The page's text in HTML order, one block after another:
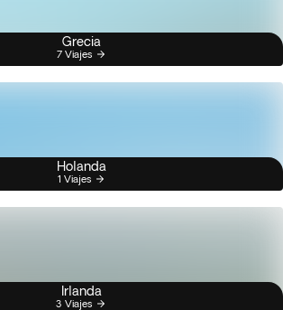
Grecia
7 Viajes
Holanda
1 Viajes
Irlanda
3 Viajes